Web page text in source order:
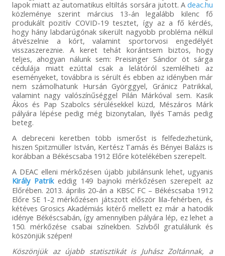
lapok miatt az automatikus eltiltás sorsára jutott. Adeac.hu
közleménye szerint március 13-án legalább kilenc fő
produkált pozitív COVID-19 tesztet, így az a fő kérdés,
hogy hány labdarúgónak sikerült nagyobb probléma nélkül
átvészelnie a kórt, valamint sportorvosi engedélyét
visszaszereznie. A keret tehát korántsem biztos, hogy
teljes, ahogyan nálunk sem: Preisinger Sándor öt sárga
cédulája miatt ezúttal csak a lelátóról szemlélheti az
eseményeket, továbbra is sérült és ebben az idényben már
nem számolhatunk Hursán Györggyel, Gránicz Patrikkal,
valamint nagy valószínűséggel Pilán Márkóval sem. Kasik
Ákos és Pap Szabolcs sérülésekkel küzd, Mészáros Márk
pályára lépése pedig még bizonytalan, Ilyés Tamás pedig
beteg.
A debreceni keretben több ismerőst is felfedezhetünk,
hiszen Spitzmüller István, Kertész Tamás és Bényei Balázs is
korábban a Békéscsaba 1912 Előre kötelékében szerepelt.
A DEAC elleni mérkőzésen újabb jubilánsunk lehet, ugyanis
Király Patrikeddig 149 bajnoki mérkőzésen szerepelt az
Előrében. 2013. április 20-án a KBSC FC – Békéscsaba 1912
Előre SE 1-2 mérkőzésen játszott először lila-fehérben, és
kétéves Grosics Akadémiás kitérő mellett ez már a hatodik
idénye Békéscsabán, így amennyiben pályára lép, ez lehet a
150. mérkőzése csabai színekben. Szívből gratulálunk és
köszönjük szépen!
Köszönjük az újabb statisztikát is Juhász Zoltánnak, a